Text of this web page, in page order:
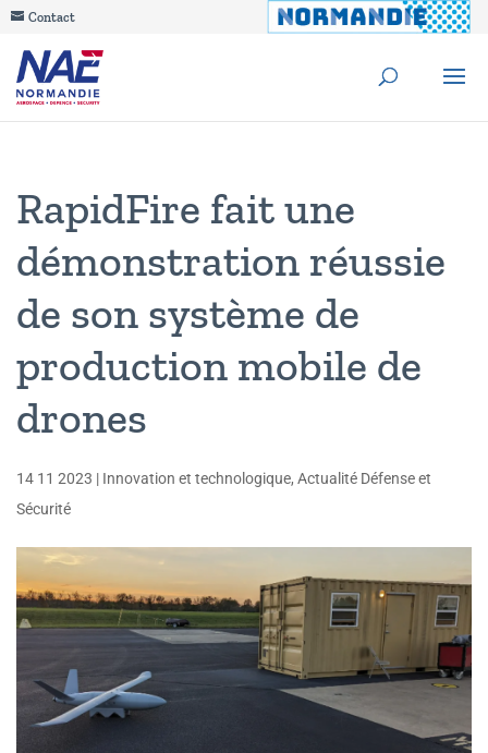
Contact
RapidFire fait une
démonstration réussie
de son système de
production mobile de
drones
14 11 2023 | Innovation et technologique, Actualité Défense et
Sécurité